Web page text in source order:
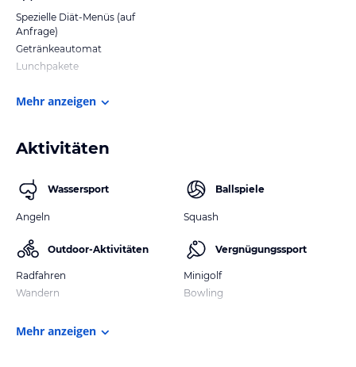
Spezielle Diät-Menüs (auf
Anfrage)
Getränkeautomat
Lunchpakete
Mehr anzeigen
Aktivitäten
Wassersport
Angeln
Outdoor-Aktivitäten
Radfahren
Wandern
Ballspiele
Squash
Vergnügungssport
Minigolf
Bowling
Mehr anzeigen